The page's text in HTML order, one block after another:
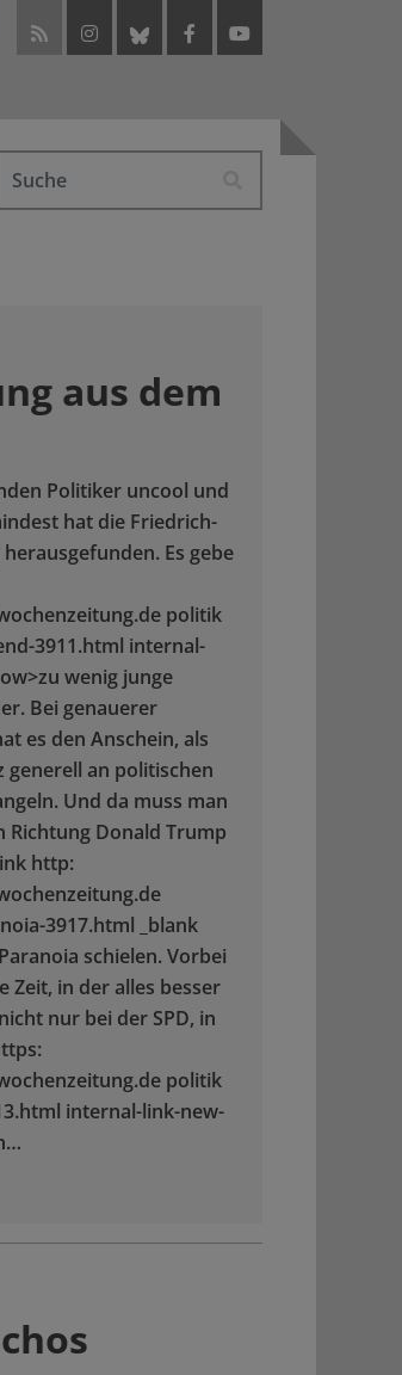
aus dem
Politiker uncool und
hat die Friedrich-
Es gebe
politik
3911.html internal-
wenig junge
Bei genauerer
es den Anschein, als
generell an politischen
Und da muss man
Richtung Donald Trump
http:
3917.html _blank
schielen. Vorbei
Zeit, in der alles besser
nur bei der SPD, in
politik
internal-link-new-